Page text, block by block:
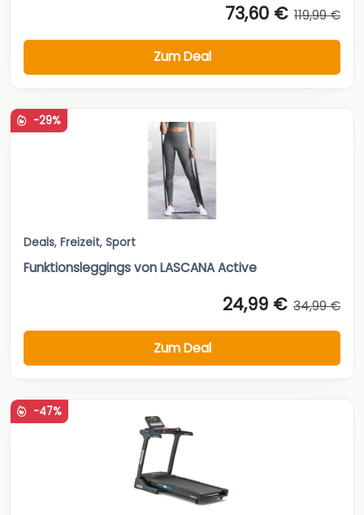
73,60 € 119,99 €
Zum Deal
-29%
Deals, Freizeit, Sport
Funktionsleggings von LASCANA Active
24,99 € 34,99 €
Zum Deal
-47%